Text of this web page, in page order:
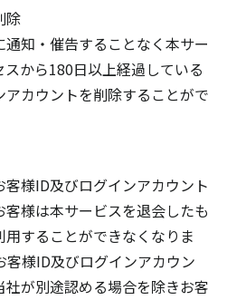
除
知・催告することなく本サー
から180日以上経過している
カウントを削除することがで
様ID及びログインアカウント
様は本サービスを退会したも
することができなくなりま
客様ID及びログインアカウン
社が別途認める場合を除きお客